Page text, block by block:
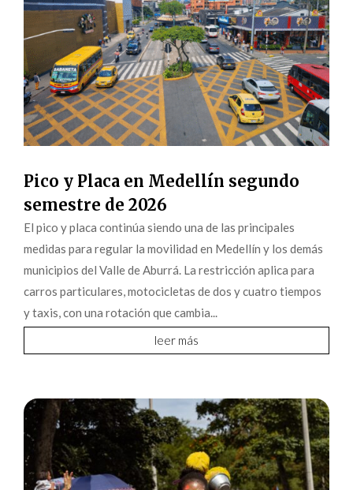
Pico y Placa en Medellín segundo
semestre de 2026
El pico y placa continúa siendo una de las principales
medidas para regular la movilidad en Medellín y los demás
municipios del Valle de Aburrá. La restricción aplica para
carros particulares, motocicletas de dos y cuatro tiempos
y taxis, con una rotación que cambia...
leer más